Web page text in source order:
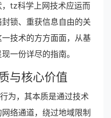
tz科学上网技术应运而
锁、重获信息自由的关
技术的方方面面，从基
一份详尽的指南。
与核心价值
为，其本质是通过技术
络通道，绕过地域限制